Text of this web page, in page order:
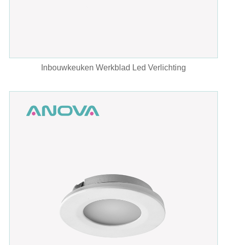
Inbouwkeuken Werkblad Led Verlichting